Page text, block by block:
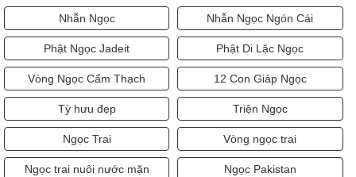
Nhẫn Ngọc Nhẫn Ngọc Ngón Cái
Phật Ngọc Jadeit Phật Di Lặc Ngọc
Vòng Ngọc Cẩm Thạch 12 Con Giáp Ngọc
Tỳ hưu đẹp Triện Ngọc
Ngọc Trai Vòng ngọc trai
Ngọc trai nuôi nước mặn Ngọc Pakistan